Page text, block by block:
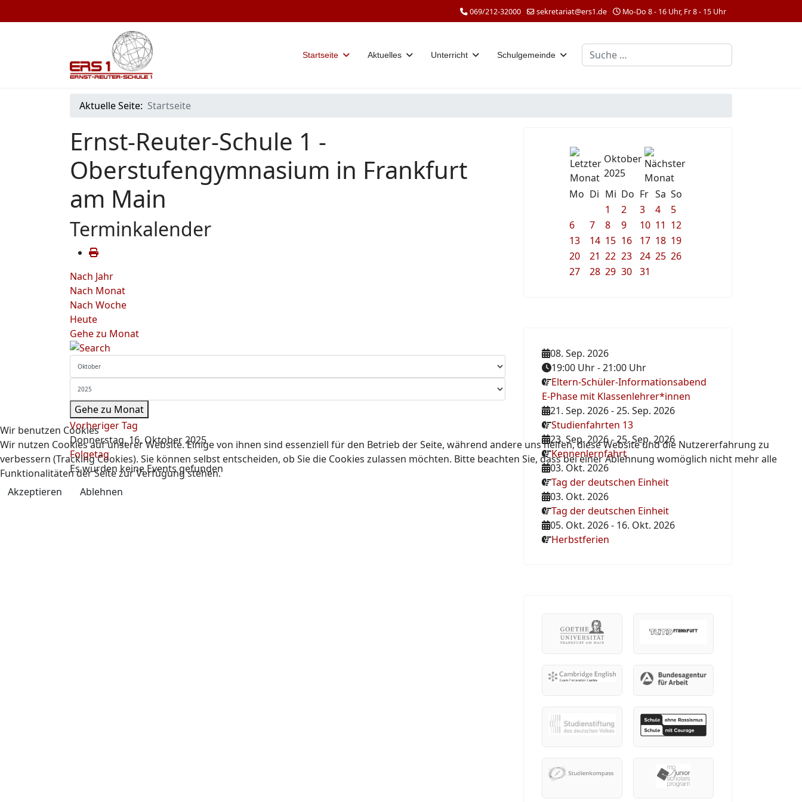
069/212-32000 sekretariat@ers1.de Mo-Do 8 - 16 Uhr, Fr 8 - 15 Uhr
Startseite Aktuelles Unterricht Schulgemeinde Suchen
Aktuelle Seite: Startseite
Ernst-Reuter-Schule 1 -
Oberstufengymnasium in Frankfurt
am Main
Terminkalender
Nach Jahr
Nach Monat
Nach Woche
Heute
Gehe zu Monat
Gehe zu Monat
Vorheriger Tag
Donnerstag, 16. Oktober 2025
Folgetag
Es wurden keine Events gefunden
Oktober
2025
Mo Di Mi Do Fr Sa So
1
2 3 4
5
6
7 8 9 10 11 12
13
14 15 16 17 18 19
20
21 22 23 24 25 26
27
28 29 30 31
08. Sep. 2026
19:00 Uhr-21:00 Uhr
Eltern-Schüler-Informationsabend
E-Phase mit Klassenlehrer*innen
21. Sep. 2026-25. Sep. 2026
Studienfahrten 13
23. Sep. 2026-25. Sep. 2026
Kennenlernfahrt
03. Okt. 2026
Tag der deutschen Einheit
03. Okt. 2026
Tag der deutschen Einheit
05. Okt. 2026- 16. Okt. 2026
Herbstferien
Wir benutzen Cookies
Wir nutzen Cookies auf unserer Website. Einige von ihnen sind essenziell für den Betrieb der Seite, während andere uns helfen, diese Website und die Nutzererfahrung zu
verbessern (Tracking Cookies). Sie können selbst entscheiden, ob Sie die Cookies zulassen möchten. Bitte beachten Sie, dass bei einer Ablehnung womöglich nicht mehr alle
Funktionalitäten der Seite zur Verfügung stehen.
Akzeptieren
Ablehnen